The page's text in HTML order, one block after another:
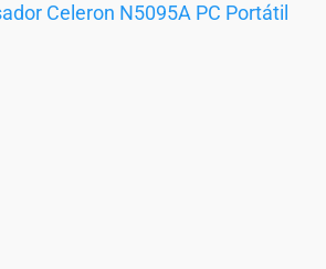
Celeron N5095A PC Portátil